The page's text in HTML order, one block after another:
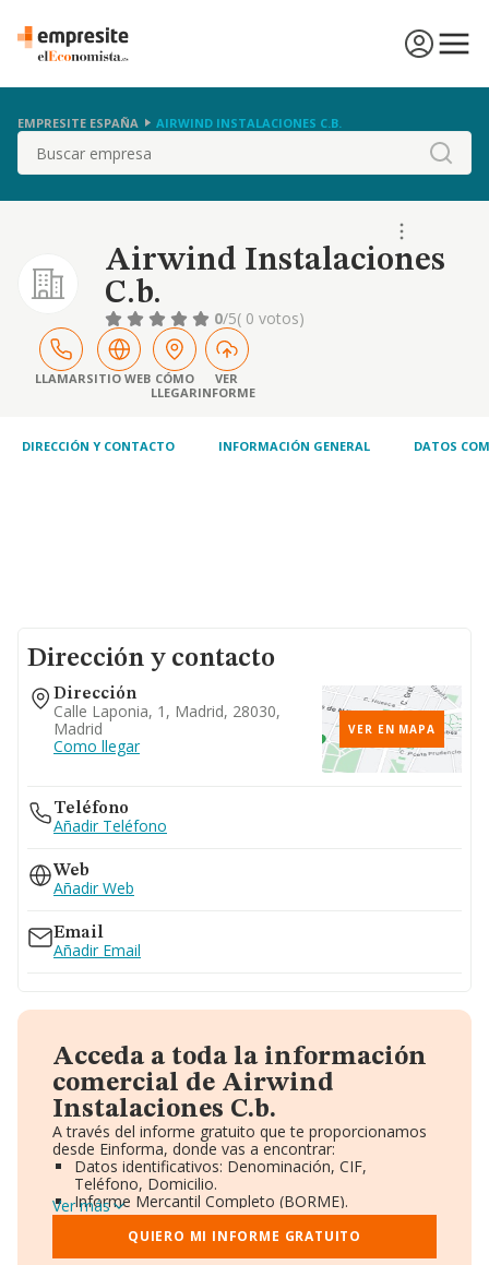
EMPRESITE ESPAÑA AIRWIND INSTALACIONES C.B.
Buscar
Airwind Instalaciones
C.b.
0/5( 0 votos)
LLAMARSITIO WEB CÓMO
LLEGAR
VER
INFORME
DIRECCIÓN Y CONTACTO INFORMACIÓN GENERAL DATOS
Dirección y contacto
Dirección
Calle Laponia, 1, Madrid, 28030,
Madrid
Como llegar
VER EN MAPA
Teléfono
Añadir Teléfono
Web
Añadir Web
Email
Añadir Email
Acceda a toda la información
comercial de Airwind
Instalaciones C.b.
A través del informe gratuito que te proporcionamos
desde Einforma, donde vas a encontrar:
Datos identificativos: Denominación, CIF,
Teléfono, Domicilio.
Informe Mercantil Completo (BORME).
Gráficos de Evolución Ventas y Empleados.
Consejo de Administración y Administradores.
Directivos y Ejecutivos.
Ver más
QUIERO MI INFORME GRATUITO